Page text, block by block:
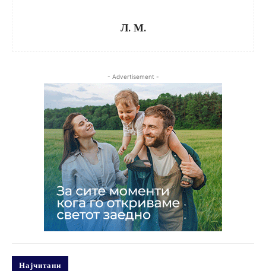
Л. М.
- Advertisement -
Најчитани